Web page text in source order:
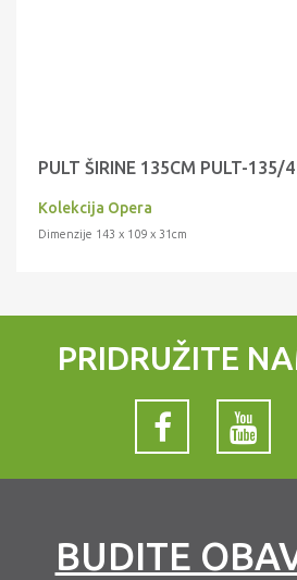
PULT ŠIRINE 135CM PULT-135/4
Kolekcija Opera
Dimenzije 143 x 109 x 31cm
PRIDRUŽITE
BUDITE